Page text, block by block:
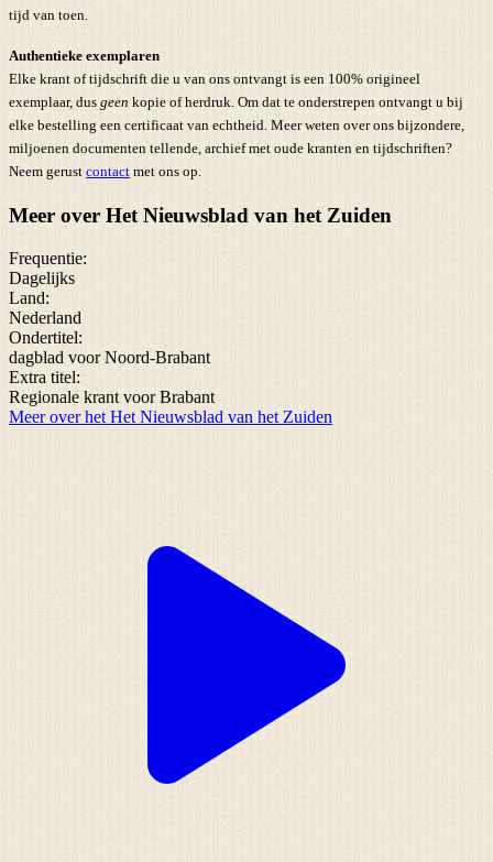
tijd van toen.
Authentieke exemplaren
Elke krant of tijdschrift die u van ons ontvangt is een 100% origineel
exemplaar, dus geen kopie of herdruk. Om dat te onderstrepen ontvangt u bij
elke bestelling een certificaat van echtheid. Meer weten over ons bijzondere,
miljoenen documenten tellende, archief met oude kranten en tijdschriften?
Neem gerust contact met ons op.
Meer over Het Nieuwsblad van het Zuiden
Frequentie:
Dagelijks
Land:
Nederland
Ondertitel:
dagblad voor Noord-Brabant
Extra titel:
Regionale krant voor Brabant
Meer over het Het Nieuwsblad van het Zuiden